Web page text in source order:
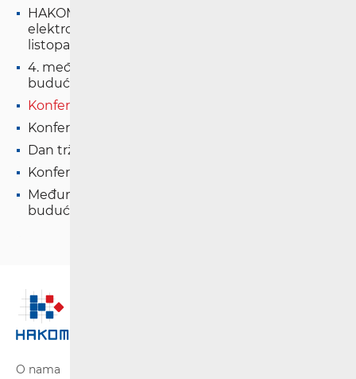
HAKOM-ova konferencija "Dan tržišta
elektroničkih komunikacija 2025." održat će se u
listopadu
4. međunarodna konferencija "Pristupačna
budućnost"
Konferencija "Dan novih tehnologija 2025."
Konferencija "Dan novih tehnologija 2024."
Dan tržišta elektroničkih komunikacija 2023.
Konferencija G dan 2023.
Međunarodna konferencija "Pristupačna
budućnost"
O nama